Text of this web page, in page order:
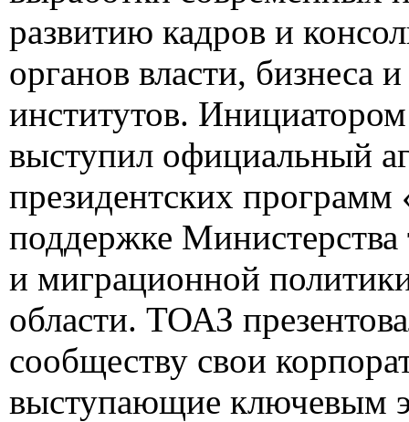
развитию кадров и
органов власти, бизнеса
институтов.
выступил официальный
президентских программ
поддержке Министерства
и миграционной
области. ТОАЗ
сообществу свои
выступающие ключевым